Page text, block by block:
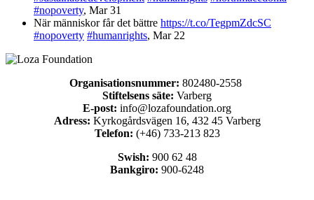
#nopoverty, Mar 31
När människor får det bättre https://t.co/TegpmZdcSC
#nopoverty #humanrights, Mar 22
Organisationsnummer: 802480-2558
Stiftelsens säte: Varberg
E-post: info@lozafoundation.org
Adress: Kyrkogårdsvägen 16, 432 45 Varberg
Telefon: (+46) 733-213 823
Swish: 900 62 48
Bankgiro: 900-6248